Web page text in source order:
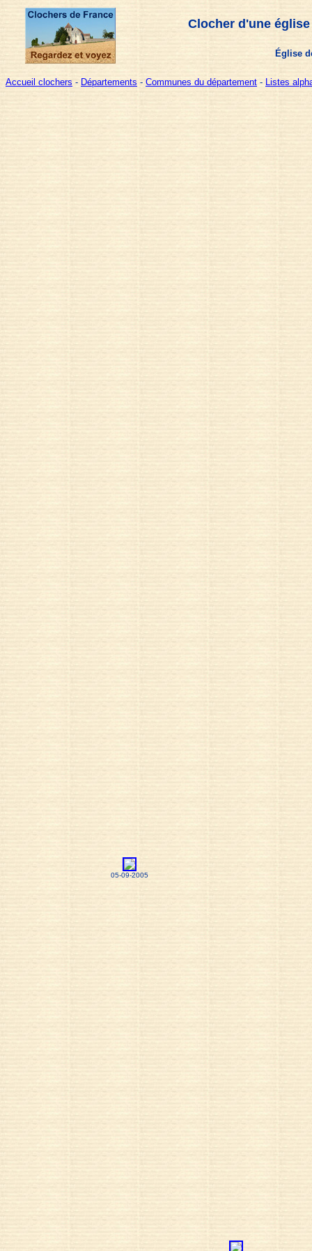
Clocher d'une
Église
Accueil clochers - Départements - Communes du département - Listes
05-09-2005